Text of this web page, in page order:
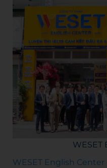
WESET
WESET English Center